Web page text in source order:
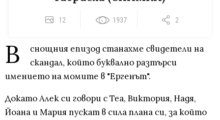
12 1937 2
В
снощния епизод станахме свидетели на
скандал, който буквално разтърси
имението на момите в "Ергенът".
Докато Алек си говори с Теа, Виктория, Надя,
Йоана и Мария пускат в сила плана си, за който